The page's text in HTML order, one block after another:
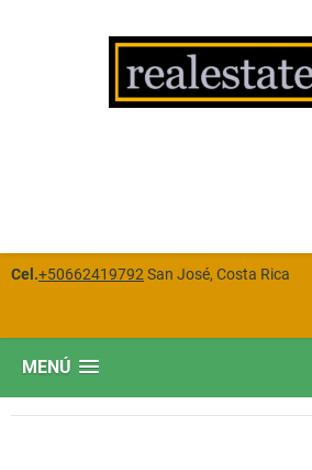
Cel.+50662419792 San José, Costa Rica
MENÚ